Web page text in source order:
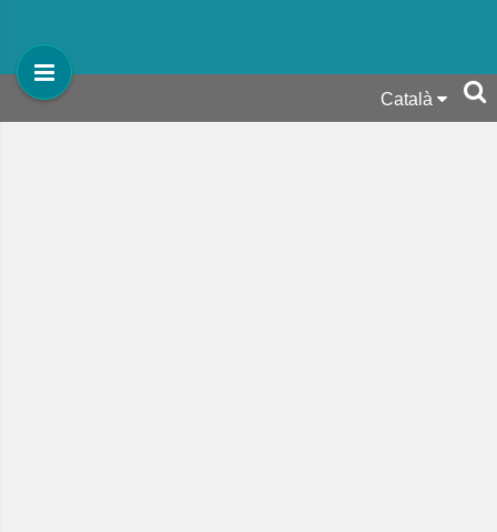
Català